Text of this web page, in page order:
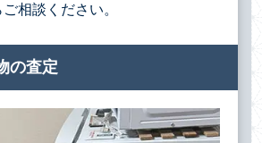
相談ください。
の査定